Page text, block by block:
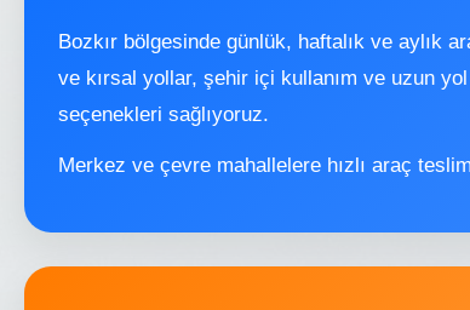
Bozkır bölgesinde günlük, haftalık ve aylık
ve kırsal yollar, şehir içi kullanım ve uzun
seçenekleri sağlıyoruz.
Merkez ve çevre mahallelere hızlı araç